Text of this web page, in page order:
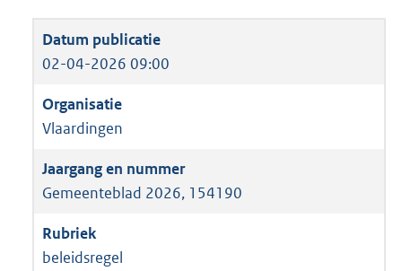
02-04-2026 09:00
Vlaardingen
Gemeenteblad 2026, 154190
beleidsregel